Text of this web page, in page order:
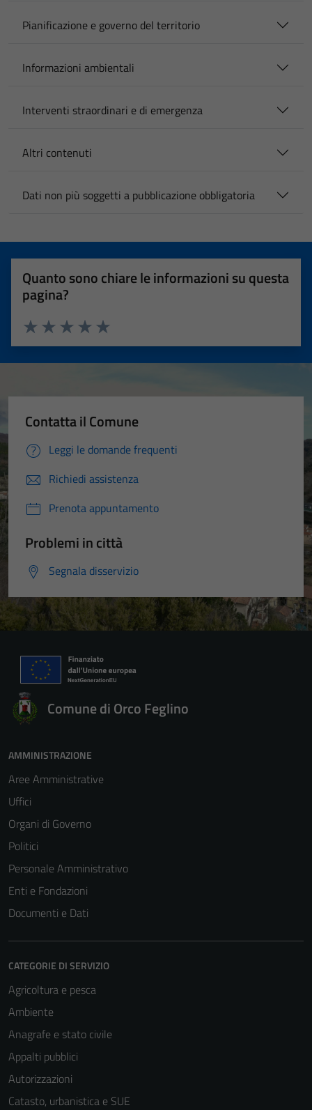
Pianificazione e governo del territorio
Informazioni ambientali
Interventi straordinari e di emergenza
Altri contenuti
Dati non più soggetti a pubblicazione obbligatoria
Quanto sono chiare le informazioni su questa
pagina?
Valuta 5 stelle su 5
Valuta 4 stelle su 5
Valuta 3 stelle su 5
Valuta 2 stelle su 5
Valuta 1 stelle su 5
Contatta il Comune
Leggi le domande frequenti
Richiedi assistenza
Prenota appuntamento
Problemi in città
Segnala disservizio
Comune di Orco Feglino
AMMINISTRAZIONE
Aree Amministrative
Uffici
Organi di Governo
Politici
Personale Amministrativo
Enti e Fondazioni
Documenti e Dati
CATEGORIE DI SERVIZIO
Agricoltura e pesca
Ambiente
Anagrafe e stato civile
Appalti pubblici
Autorizzazioni
Catasto, urbanistica e SUE